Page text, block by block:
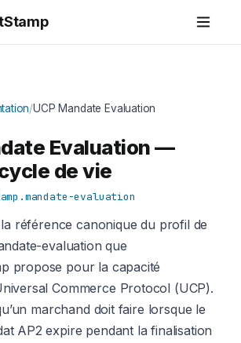
/UCP Mandate Evaluation
Evaluation —
de vie
evaluation
référence canonique du profil de
evaluation que
propose pour la capacité
Commerce Protocol (UCP).
marchand doit faire lorsque le
AP2 expire pendant la finalisation